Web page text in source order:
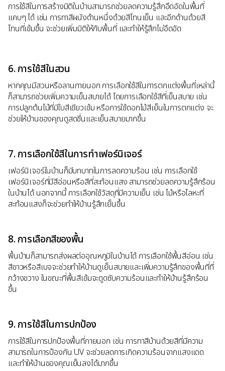
การใช้สีในการสร้างมิติในบ้านสามารถช่วยลดความรู้สึกอึดอัดในพื้นที่
แคบๆ ได้ เช่น การทาสีผนังด้านหนึ่งด้วยสีโทนเย็น และอีกด้านด้วยสี
โทนที่เข้มขึ้น จะช่วยเพิ่มมิติให้กับพื้นที่ และทำให้รู้สึกไม่อึดอัด
6. การใช้สีในสวน
หากคุณมีสวนหรือลานภายนอก การเลือกใช้สีในการตกแต่งพื้นที่เหล่านี้
ก็สามารถช่วยเพิ่มความเย็นสบายได้ โดยการเลือกใช้สีที่เย็นสบาย เช่น
การปลูกต้นไม้ที่มีใบสีเขียวเข้ม หรือการใช้ดอกไม้สีเย็นในการตกแต่ง จะ
ช่วยให้บ้านของคุณดูสดชื่นและเย็นสบายมากขึ้น
7. การเลือกใช้สีในการทำเฟอร์นิเจอร์
เฟอร์นิเจอร์ในบ้านก็มีบทบาทในการลดความร้อน เช่น การเลือกใช้
เฟอร์นิเจอร์ที่มีสีอ่อนหรือสีที่สะท้อนแสง สามารถช่วยลดความรู้สึกร้อน
ในบ้านได้ นอกจากนี้ การเลือกใช้วัสดุที่มีความเย็น เช่น ไม้หรือโลหะที่
สะท้อนแสงก็จะช่วยทำให้บ้านรู้สึกเย็นขึ้น
8. การเลือกสีของพื้น
พื้นบ้านก็สามารถส่งผลต่ออุณหภูมิในบ้านได้ การเลือกใช้พื้นสีอ่อน เช่น
สีขาวหรือสีเบจจะช่วยทำให้บ้านดูเย็นสบายและเพิ่มความรู้สึกของพื้นที่ที่
กว้างขวาง ในขณะที่พื้นสีเข้มจะดูดซับความร้อนและทำให้บ้านรู้สึกร้อน
ขึ้น
9. การใช้สีในการปกป้อง
การใช้สีในการปกป้องพื้นที่ภายนอก เช่น การทาสีบ้านด้วยสีที่มีความ
สามารถในการป้องกัน UV จะช่วยลดการเกิดความร้อนจากแสงแดด
และทำให้บ้านของคุณเย็นลงได้มากขึ้น